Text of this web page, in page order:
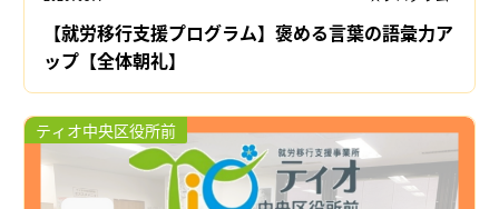
【就労移行支援プログラム】褒める言葉の語彙力ア
ップ【全体朝礼】
ティオ中央区役所前